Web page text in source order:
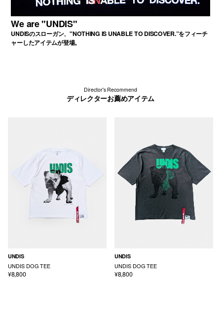
We are "UNDIS"
UNDISのスローガン、"NOTHING IS UNABLE TO DISCOVER.”をフィーチ
ャーしたアイテムが登場。
Director's Recommend
ディレクターお薦めアイテム
UNDIS
UNDIS DOG TEE
¥8,800
UNDIS
UNDIS DOG TEE
¥8,800